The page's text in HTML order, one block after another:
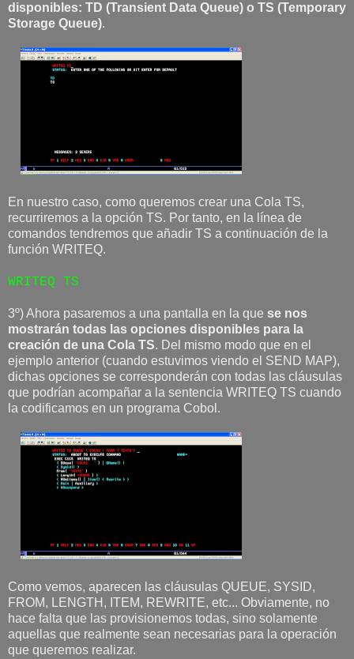
disponibles: TD (Transient Data Queue) o TS (Temporary
Storage Queue).
En nuestro caso, como queremos crear una Cola TS,
recurriremos a la opción TS. Por tanto, en la línea de
comandos tendremos que añadir TS a continuación de la
función WRITEQ.
WRITEQ TS
3º) Ahora pasaremos a una pantalla en la que se nos
mostrarán todas las opciones disponibles para la
creación de una Cola TS. Del mismo modo que en el
ejemplo anterior (cuando estuvimos viendo el SEND MAP),
dichas opciones se corresponderán con todas las cláusulas
que podrían acompañar a la sentencia WRITEQ TS cuando
la codificamos en un programa Cobol.
Como vemos, aparecen las cláusulas QUEUE, SYSID,
FROM, LENGTH, ITEM, REWRITE, etc... Obviamente, no
hace falta que las provisionemos todas, sino solamente
aquellas que realmente sean necesarias para la operación
que queremos realizar.